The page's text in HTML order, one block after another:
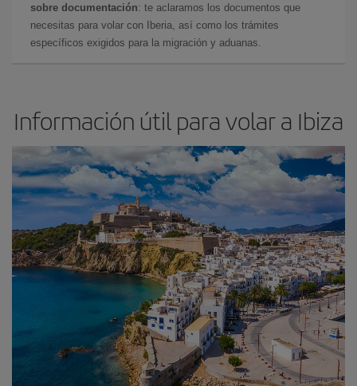
sobre documentación: te aclaramos los documentos que
necesitas para volar con Iberia, así como los trámites
específicos exigidos para la migración y aduanas.
Información útil para volar a Ibiza